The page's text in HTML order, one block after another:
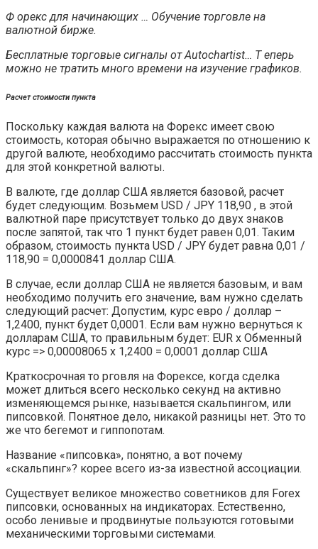
Ф орекс для начинающих … Обучение торговле на
валютной бирже.
Бесплатные торговые сигналы от Autochartist… Т еперь
можно не тратить много времени на изучение графиков.
Расчет стоимости пункта
Поскольку каждая валюта на Форекс имеет свою
стоимость, которая обычно выражается по отношению к
другой валюте, необходимо рассчитать стоимость пункта
для этой конкретной валюты.
В валюте, где доллар США является базовой, расчет
будет следующим. Возьмем USD / JPY 118,90 , в этой
валютной паре присутствует только до двух знаков
после запятой, так что 1 пункт будет равен 0,01. Таким
образом, стоимость пункта USD / JPY будет равна 0,01 /
118,90 = 0,0000841 доллар США.
В случае, если доллар США не является базовым, и вам
необходимо получить его значение, вам нужно сделать
следующий расчет: Допустим, курс евро / доллар –
1,2400, пункт будет 0,0001. Если вам нужно вернуться к
долларам США, то правильным будет: EUR х Обменный
курс => 0,00008065 х 1,2400 = 0,0001 доллар США
Краткосрочная то рговля на Форексе, когда сделка
может длиться всего несколько секунд на активно
изменяющемся рынке, называется скальпингом, или
пипсовкой. Понятное дело, никакой разницы нет. Это то
же что бегемот и гиппопотам.
Название «пипсовка», понятно, а вот почему
«скальпинг»? корее всего из-за известной ассоциации.
Существует великое множество советников для Forex
пипсовки, основанных на индикаторах. Естественно,
особо ленивые и продвинутые пользуются готовыми
механическими торговыми системами.